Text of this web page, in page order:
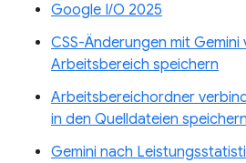
Google I/O 2025
CSS-Änderungen mit Gemini
Arbeitsbereich speichern
Arbeitsbereichordner
in den Quelldateien speichern
Gemini nach